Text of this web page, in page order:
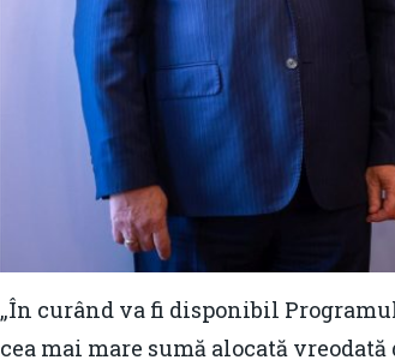
„În curând va fi disponibil
cea mai mare sumă alocată